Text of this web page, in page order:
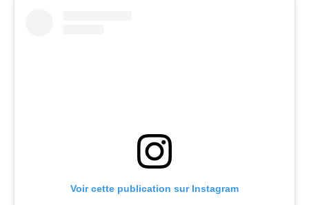
Voir cette publication sur Instagram